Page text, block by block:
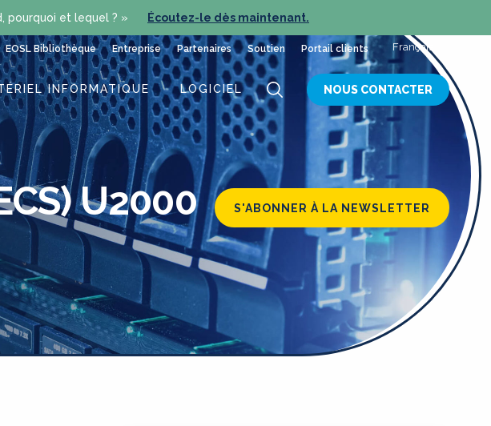
pourquoi et lequel ? » Écoutez-le dès maintenant.
EOSL Bibliothèque Entreprise Partenaires Soutien Portail clients Français
INFORMATIQUE LOGICIEL NOUS CONTACTER
S'ABONNER À LA NEWSLETTER
U2000